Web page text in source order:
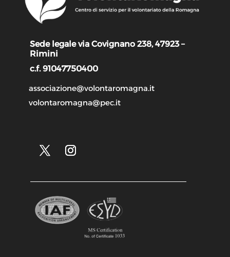
Sede legale via Covignano 238, 47923 –
Rimini
c.f. 91047750400
associazione@volontaromagna.it
volontaromagna@pec.it